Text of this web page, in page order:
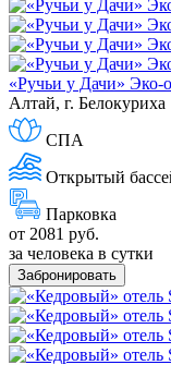
«Ручьи у Дачи» Эко-
Алтай, г. Белокуриха
СПА
Открытый
Парковка
от 2081 руб.
за человека в сутки
Забронировать